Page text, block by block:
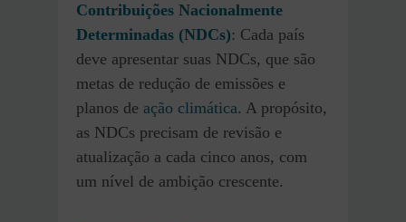
Contribuições Nacionalmente
Determinadas (NDCs): Cada país
deve apresentar suas NDCs, que são
metas de redução de emissões e
planos de ação climática. A propósito,
as NDCs precisam de revisão e
atualização a cada cinco anos, com
um nível de ambição crescente.